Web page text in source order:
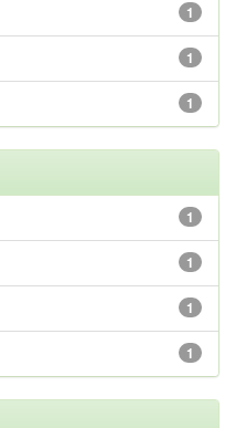
1
1
1
1
1
1
1